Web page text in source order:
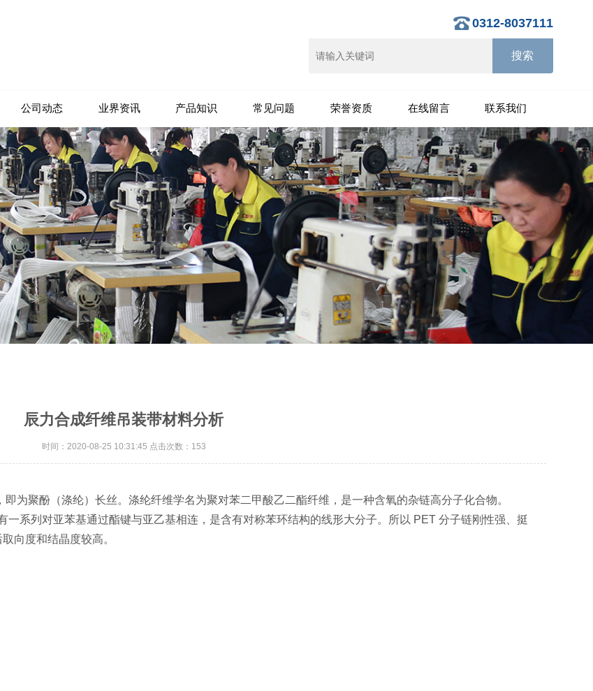
0312-8037111
公司动态 业界资讯 产品知识 常见问题 荣誉资质 在线留言 联系我们
辰力合成纤维吊装带材料分析
时间：2020-08-25 10:31:45 点击次数：153
为聚酚（涤纶）长丝。涤纶纤维学名为聚对苯二甲酸乙二酯纤维，是一种含氧的杂链高分子化合物。
系列对亚苯基通过酯键与亚乙基相连，是含有对称苯环结构的线形大分子。所以 PET 分子链刚性强、挺
向度和结晶度较高。